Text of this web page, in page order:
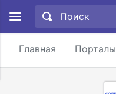
Главная Порталы